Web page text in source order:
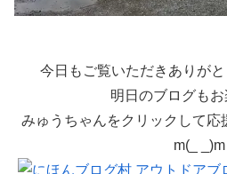
今日もご覧いただきありが
明日のブログも
みゅうちゃんをクリックして応
m(_ _)m